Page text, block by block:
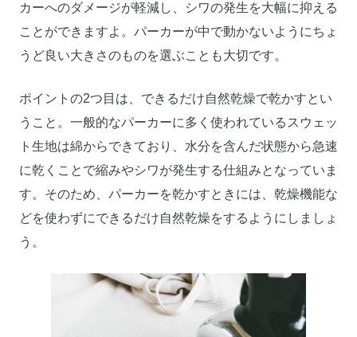
カーへのダメージが軽減し、シワの発生を大幅に抑える
ことができますよ。パーカーが中で動かないようにちょ
うど良い大きさのものを選ぶことも大切です。
ポイントの2つ目は、できるだけ自然乾燥で乾かすとい
うこと。一般的なパーカーに多く使われているスウェッ
ト生地は綿からできており、水分を含んだ状態から急速
に乾くことで縮みやシワが発生する仕組みとなっていま
す。そのため、パーカーを乾かすときには、乾燥機能な
どを使わずにできるだけ自然乾燥をするようにしましょ
う。